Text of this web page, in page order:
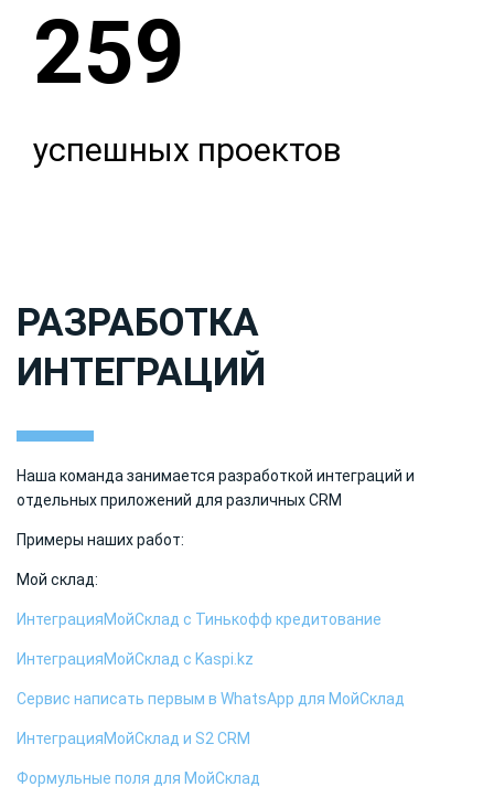
259
успешных проектов
РАЗРАБОТКА
ИНТЕГРАЦИЙ
Наша команда занимается разработкой интеграций и
отдельных приложений для различных CRM
Примеры наших работ:
Мой склад:
ИнтеграцияМойСклад с Тинькофф кредитование
ИнтеграцияМойСклад с Kaspi.kz
Сервис написать первым в WhatsApp для МойСклад
ИнтеграцияМойСклад и S2 CRM
Формульные поля для МойСклад